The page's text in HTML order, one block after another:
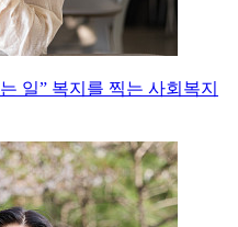
일” 복지를 찍는 사회복지